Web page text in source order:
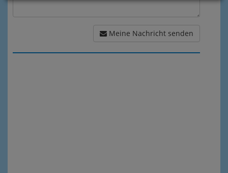
Meine Nachricht senden